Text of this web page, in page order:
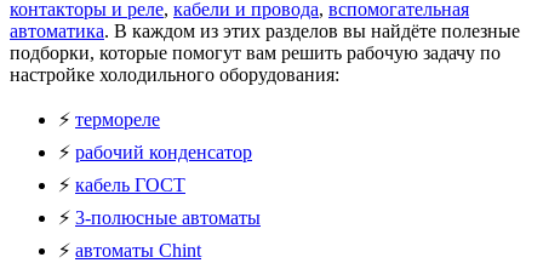
контакторы и реле, кабели и провода, вспомогательная
автоматика. В каждом из этих разделов вы найдёте полезные
подборки, которые помогут вам решить рабочую задачу по
настройке холодильного оборудования:
⚡️ термореле
⚡️ рабочий конденсатор
⚡️ кабель ГОСТ
⚡️ 3-полюсные автоматы
⚡️ автоматы Chint